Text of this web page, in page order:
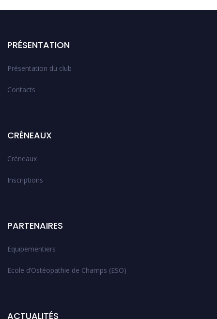
PRÉSENTATION
Présentation du club
Contacts
CRÉNEAUX
Créneaux
Inscriptions
PARTENAIRES
Equipementiers
Ecole d’Ostéopathie de Champs (ESO)
ACTUALITÉS